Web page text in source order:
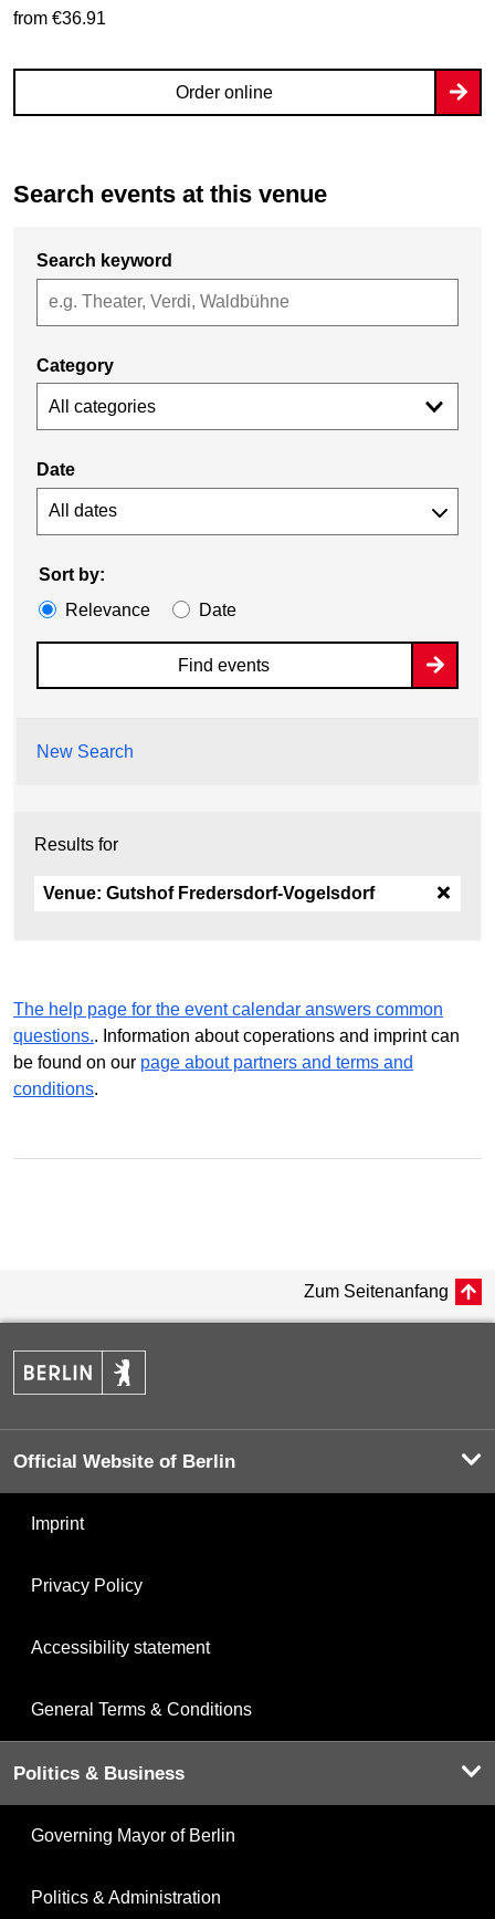
from €36.91
Order online
Search events at this venue
Search keyword
Category
All categories
Date
Sort by:
Relevance
Date
Find events
New Search
Results for
Venue: Gutshof Fredersdorf-Vogelsdorf
The help page for the event calendar answers common
questions.. Information about coperations and imprint can
be found on our page about partners and terms and
conditions.
Zum Seitenanfang
Official Website of Berlin
Imprint
Privacy Policy
Accessibility statement
General Terms & Conditions
Politics & Business
Governing Mayor of Berlin
Politics & Administration